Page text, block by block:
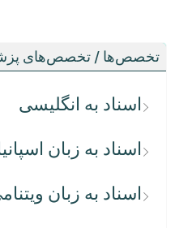
تخصص‌ها / تخصص‌های
اسناد به انگلیسی
اسناد به زبان
اسناد به زبان